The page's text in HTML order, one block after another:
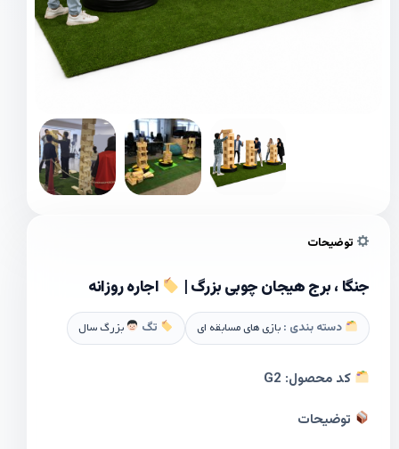
توضیحات
جنگا ، برج هیجان چوبی بزرگ | اجاره روزانه
دسته بندی : بازی های مسابقه ای تگ بزرگ سال
کد محصول: G2
توضیحات